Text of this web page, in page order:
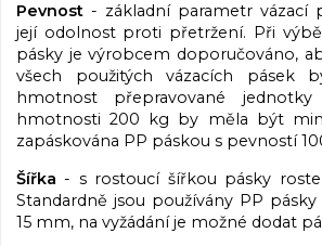
Pevnost - základní parametr vázací
její odolnost proti přetržení. Při
pásky je výrobcem doporučováno,
všech použitých vázacích pásek
hmotnost přepravované
hmotnosti 200 kg by měla být
zapáskována PP páskou s pevností
Šířka - s rostoucí šířkou pásky
Standardně jsou používány PP
15 mm, na vyžádání je možné dodat